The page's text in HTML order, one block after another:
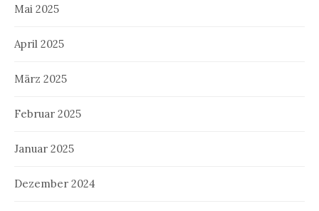
Mai 2025
April 2025
März 2025
Februar 2025
Januar 2025
Dezember 2024